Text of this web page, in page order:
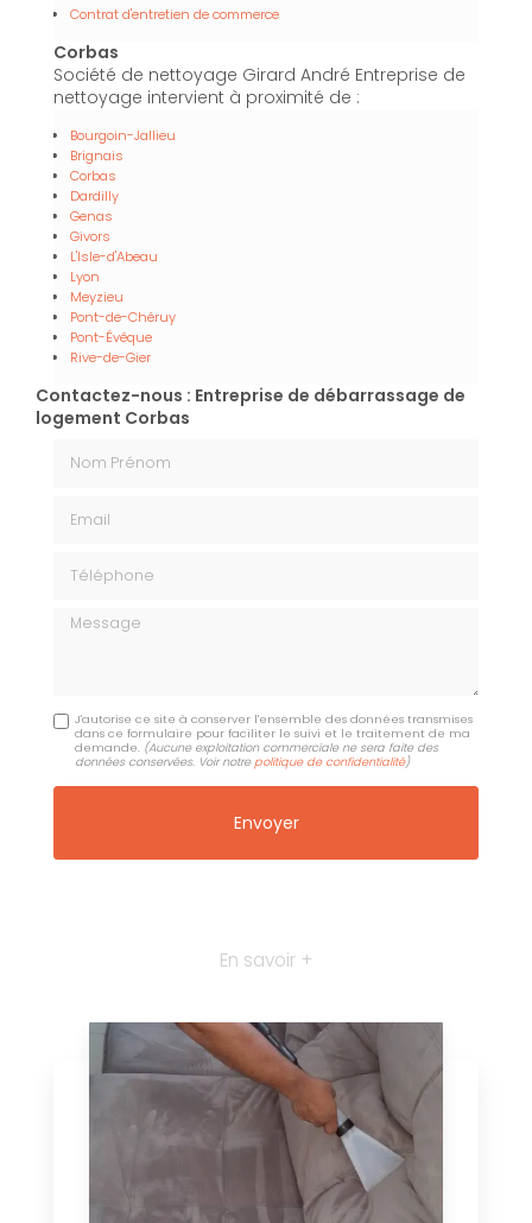
Contrat d'entretien de commerce
Corbas
Société de nettoyage Girard André Entreprise de
nettoyage intervient à proximité de :
Bourgoin-Jallieu
Brignais
Corbas
Dardilly
Genas
Givors
L'Isle-d'Abeau
Lyon
Meyzieu
Pont-de-Chéruy
Pont-Évêque
Rive-de-Gier
Contactez-nous : Entreprise de débarrassage de
logement Corbas
Message
J'autorise ce site à conserver l'ensemble des données transmises
dans ce formulaire pour faciliter le suivi et le traitement de ma
demande. (Aucune exploitation commerciale ne sera faite des
données conservées. Voir notre politique de confidentialité)
En savoir +